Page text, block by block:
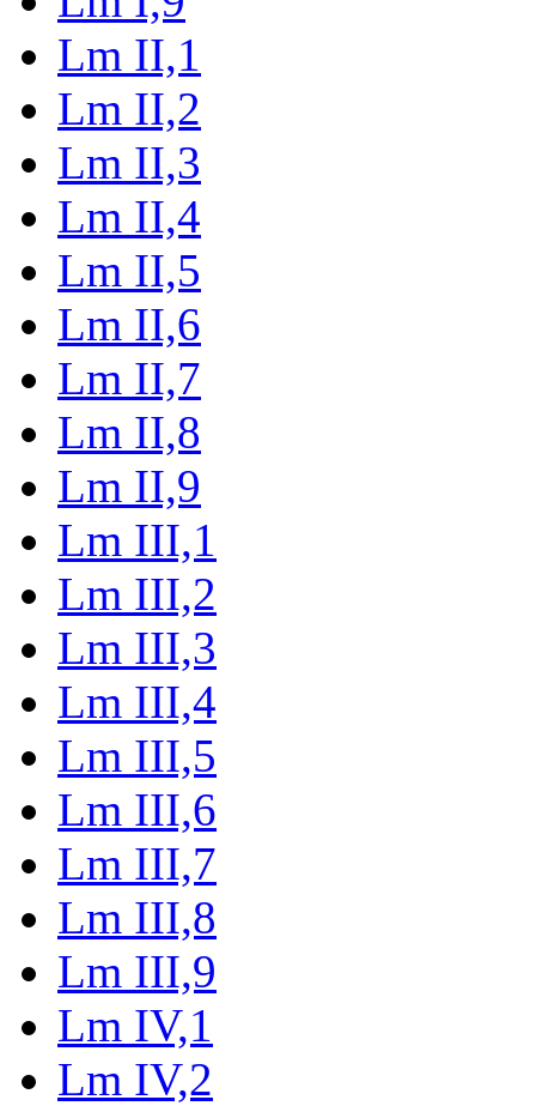
Lm II,1
Lm II,2
Lm II,3
Lm II,4
Lm II,5
Lm II,6
Lm II,7
Lm II,8
Lm II,9
Lm III,1
Lm III,2
Lm III,3
Lm III,4
Lm III,5
Lm III,6
Lm III,7
Lm III,8
Lm III,9
Lm IV,1
Lm IV,2